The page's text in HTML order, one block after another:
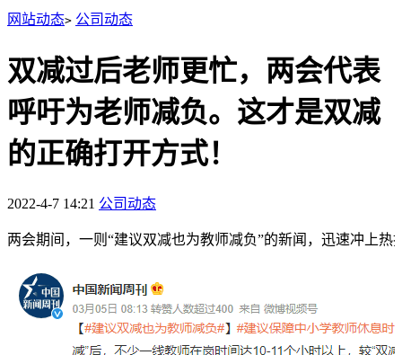
网站动态> 公司动态
双减过后老师更忙，两会代表
呼吁为老师减负。这才是双减
的正确打开方式！
2022-4-7 14:21 公司动态
两会期间，一则“建议双减也为教师减负”的新闻，迅速冲上热